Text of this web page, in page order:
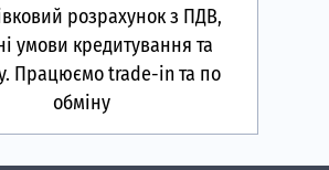
розрахунок з ПДВ,
умови кредитування та
Працюємо trade-in та по
обміну